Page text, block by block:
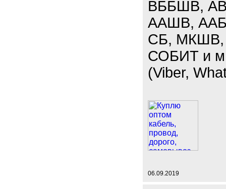
ВББШВ,
ААШВ,
СБ, МКШВ,
СОБИТ и
(Viber,
06.09.2019